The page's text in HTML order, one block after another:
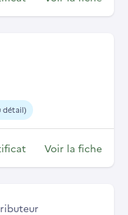
détail)
Voir la fiche